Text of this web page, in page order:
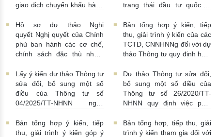
giao dịch chuyển khẩu hàng
trạng thái đầu tư quốc tế
15:00:00
Hồ sơ dự thảo Nghị
quyết Nghị quyết của Chính
phủ ban hành các cơ chế,
chính sách đặc thù nhằm
pháp luật về phòng, chống
rửa tiền nhằm đáp ứng yêu
cầu cấp bách trong thực
hiện cam kết quốc tế về trao
về thuế
22/07/2026 |
14:54:00
Bản tổng hợp ý kiến, tiếp
thu, giải trình ý kiến của các
TCTD, CNNHNNg đối với dự
thảo Thông tư quy định hoạt
nhận tiền gửi, mua, bán có
kỳ hạn GTCG giữa các
TCTD, CNNHNNg
20/07/2026 | 09:32:00
Lấy ý kiến dự thảo Thông tư
sửa đổi, bổ sung một số
điều của Thông tư số
04/2025/TT-NHNN ngày
định thời hạn lưu trữ hồ sơ,
tài liệu ngành Ngân hàng
Dự thảo Thông tư sửa đổi,
bổ sung một số điều của
Thông tư số 26/2020/TT-
NHNN quy định việc phát
của Ngân hàng Nhà nước
16/07/2026 | 09:41:00
Bản tổng hợp ý kiến, tiếp
thu, giải trình ý kiến góp ý
Bản tổng hợp, tiếp thu, giải
trình ý kiến tham gia đối với